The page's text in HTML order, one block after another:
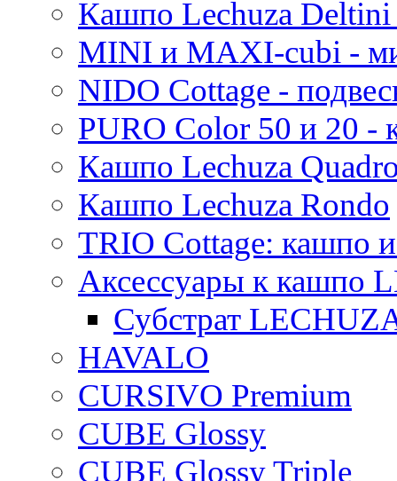
Кашпо Lechuza
MINI и MAXI-cubi -
NIDO Cottage -
PURO Color 50 и 20
Кашпо Lechuza
Кашпо Lechuza Rondo
TRIO Cottage: кашпо
Аксессуары к кашпо
Субстрат
HAVALO
CURSIVO Premium
CUBE Glossy
CUBE Glossy Triple